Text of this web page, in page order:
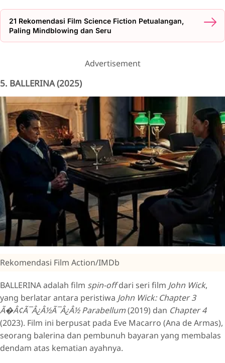
21 Rekomendasi Film Science Fiction Petualangan,
Paling Mindblowing dan Seru
Advertisement
5. BALLERINA (2025)
Rekomendasi Film Action/IMDb
BALLERINA adalah film spin-offdari seri film John Wick,
yang berlatar antara peristiwa John Wick: Chapter 3
Ã�Â¢Ã¯Â¿Â½Ã¯Â¿Â½ Parabellum(2019) dan Chapter 4
(2023). Film ini berpusat pada Eve Macarro (Ana de Armas),
seorang balerina dan pembunuh bayaran yang membalas
dendam atas kematian ayahnya.